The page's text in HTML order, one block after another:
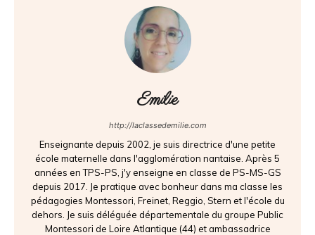
Emilie
http://laclassedemilie.com
Enseignante depuis 2002, je suis directrice d'une petite
école maternelle dans l'agglomération nantaise. Après 5
années en TPS-PS, j'y enseigne en classe de PS-MS-GS
depuis 2017. Je pratique avec bonheur dans ma classe les
pédagogies Montessori, Freinet, Reggio, Stern et l'école du
dehors. Je suis déléguée départementale du groupe Public
Montessori de Loire Atlantique (44) et ambassadrice